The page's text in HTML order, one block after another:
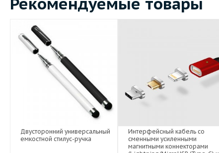
Двусторонний универсальный
емкостной стилус-ручка
Интерфейсный кабель со
сменными усиленными
магнитными коннекторами